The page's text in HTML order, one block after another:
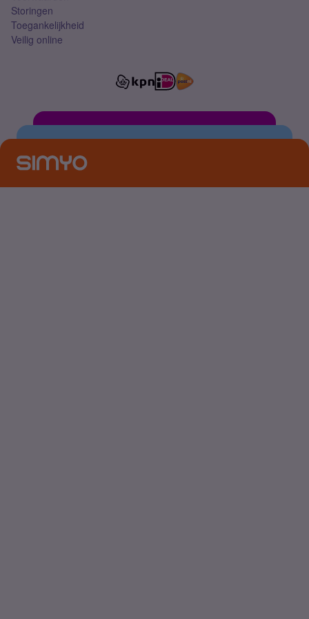
Storingen
Toegankelijkheid
Veilig online